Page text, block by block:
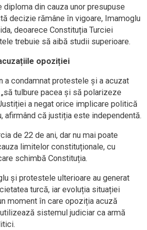
diploma din cauza unor presupuse
decizie rămâne în vigoare, Imamoglu
deoarece Constituția Turciei
trebuie să aibă studii superioare.
opoziției
a condamnat protestele și a acuzat
tulbure pacea și să polarizeze
a negat orice implicare politică
afirmând că justiția este independentă.
de 22 de ani, dar nu mai poate
limitelor constituționale, cu
schimbă Constituția.
și protestele ulterioare au generat
turcă, iar evoluția situației
moment în care opoziția acuză
sistemul judiciar ca armă